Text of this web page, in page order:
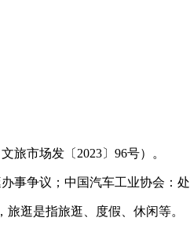
市场发〔2023〕96号）。
争议；中国汽车工业协会：处
逛是指旅逛、度假、休闲等。